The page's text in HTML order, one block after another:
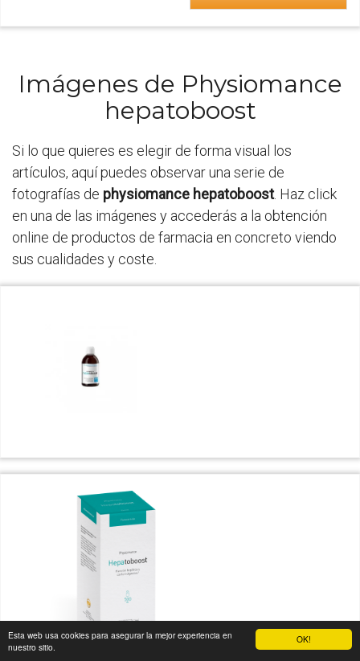
OK!
Esta web usa cookies para asegurar la mejor experiencia en
nuestro sitio.
Imágenes de Physiomance
hepatoboost
Si lo que quieres es elegir de forma visual los
artículos, aquí puedes observar una serie de
fotografías de physiomance hepatoboost. Haz click
en una de las imágenes y accederás a la obtención
online de productos de farmacia en concreto viendo
sus cualidades y coste.